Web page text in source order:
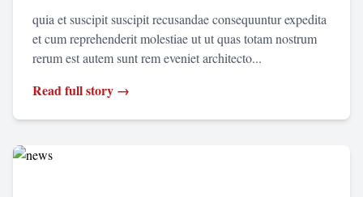
quia et suscipit suscipit recusandae consequuntur expedita
et cum reprehenderit molestiae ut ut quas totam nostrum
rerum est autem sunt rem eveniet architecto...
Read full story →